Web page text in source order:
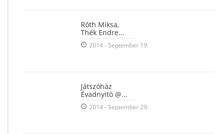
Róth Miksa,
Thék Endre...
2014 - September 19.
Játszóház
Évadnyitó @...
2014 - September 29.